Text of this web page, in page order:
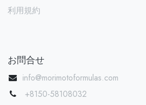
利用規約
お問合せ
info@morimotoformulas.com
+8150-58108032